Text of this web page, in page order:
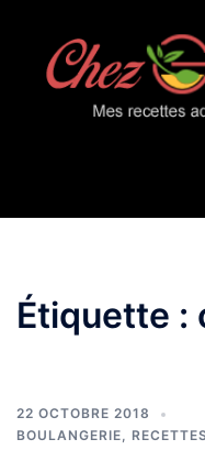
contenu
Étiquette :
22 OCTOBRE 2018
BOULANGERIE,